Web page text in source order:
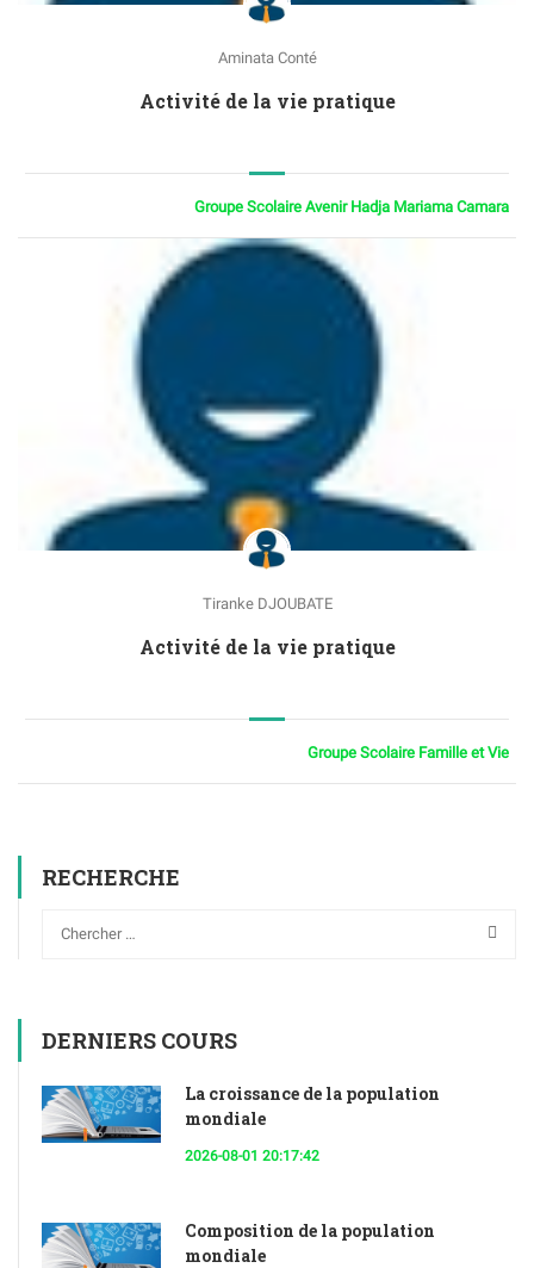
Aminata Conté
Activité de la vie pratique
Groupe Scolaire Avenir Hadja Mariama Camara
Tiranke DJOUBATE
Activité de la vie pratique
Groupe Scolaire Famille et Vie
RECHERCHE
DERNIERS COURS
La croissance de la population
mondiale
2026-08-01 20:17:42
Composition de la population
mondiale